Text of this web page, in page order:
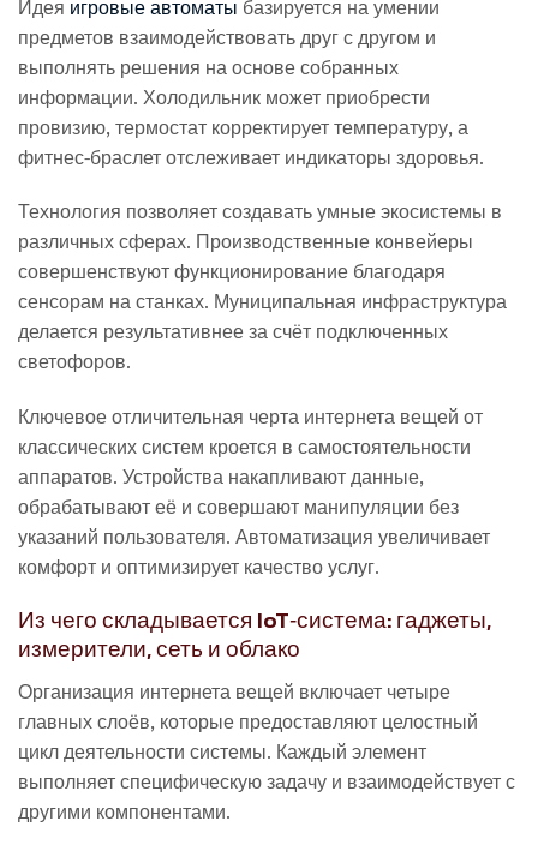
Идея игровые автоматы базируется на умении
предметов взаимодействовать друг с другом и
выполнять решения на основе собранных
информации. Холодильник может приобрести
провизию, термостат корректирует температуру, а
фитнес-браслет отслеживает индикаторы здоровья.
Технология позволяет создавать умные экосистемы в
различных сферах. Производственные конвейеры
совершенствуют функционирование благодаря
сенсорам на станках. Муниципальная инфраструктура
делается результативнее за счёт подключенных
светофоров.
Ключевое отличительная черта интернета вещей от
классических систем кроется в самостоятельности
аппаратов. Устройства накапливают данные,
обрабатывают её и совершают манипуляции без
указаний пользователя. Автоматизация увеличивает
комфорт и оптимизирует качество услуг.
Из чего складывается IoT‑система: гаджеты,
измерители, сеть и облако
Организация интернета вещей включает четыре
главных слоёв, которые предоставляют целостный
цикл деятельности системы. Каждый элемент
выполняет специфическую задачу и взаимодействует с
другими компонентами.